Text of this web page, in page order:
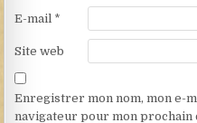
E-mail *
Site web
Enregistrer mon nom, mon e-
navigateur pour mon prochain